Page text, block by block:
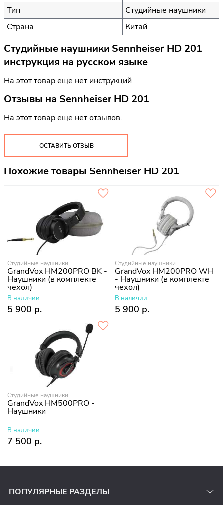
Тип
Студийные наушники
Страна
Китай
Студийные наушники Sennheiser HD 201
инструкция на русском языке
На этот товар еще нет инструкций
Отзывы на Sennheiser HD 201
На этот товар еще нет отзывов.
ОСТАВИТЬ ОТЗЫВ
Похожие товары Sennheiser HD 201
Студийные наушники
GrandVox HM200PRO BK -
Наушники (в комплекте
чехол)
В наличии
5 900 р.
Студийные наушники
GrandVox HM200PRO WH
- Наушники (в комплекте
чехол)
В наличии
5 900 р.
Студийные наушники
GrandVox HM500PRO -
Наушники
В наличии
7 500 р.
ПОПУЛЯРНЫЕ РАЗДЕЛЫ